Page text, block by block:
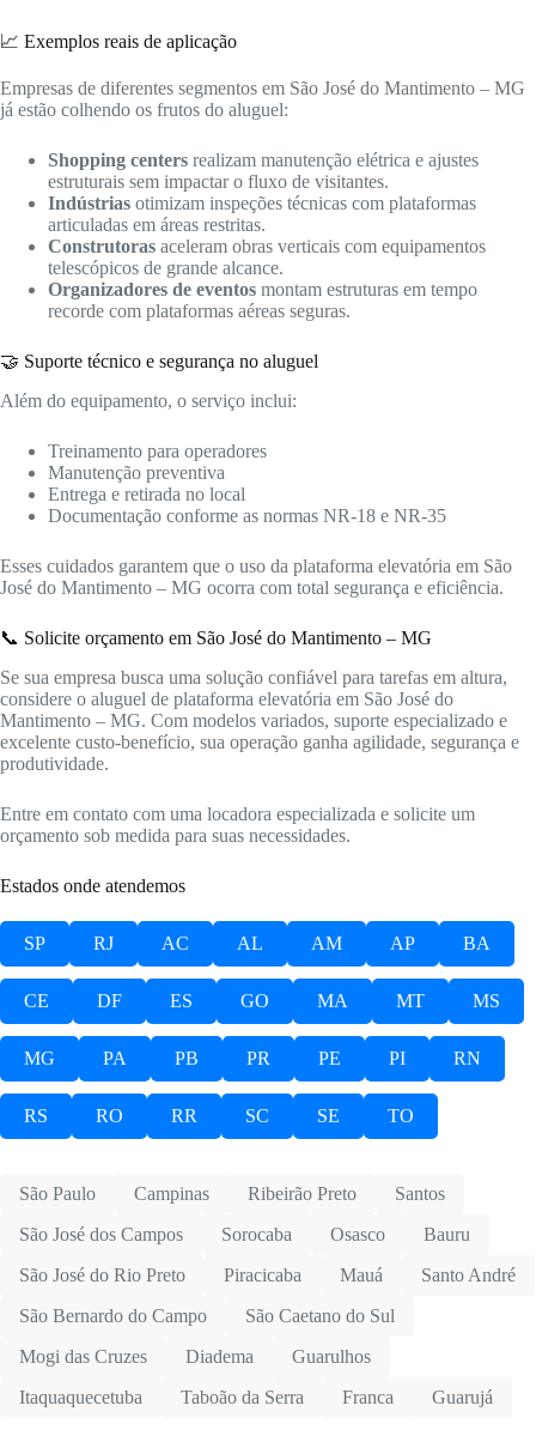
📈 Exemplos reais de aplicação
Empresas de diferentes segmentos em São José do Mantimento – MG
já estão colhendo os frutos do aluguel:
Shopping centers realizam manutenção elétrica e ajustes
estruturais sem impactar o fluxo de visitantes.
Indústrias otimizam inspeções técnicas com plataformas
articuladas em áreas restritas.
Construtoras aceleram obras verticais com equipamentos
telescópicos de grande alcance.
Organizadores de eventos montam estruturas em tempo
recorde com plataformas aéreas seguras.
🤝 Suporte técnico e segurança no aluguel
Além do equipamento, o serviço inclui:
Treinamento para operadores
Manutenção preventiva
Entrega e retirada no local
Documentação conforme as normas NR-18 e NR-35
Esses cuidados garantem que o uso da plataforma elevatória em São
José do Mantimento – MG ocorra com total segurança e eficiência.
📞 Solicite orçamento em São José do Mantimento – MG
Se sua empresa busca uma solução confiável para tarefas em altura,
considere o aluguel de plataforma elevatória em São José do
Mantimento – MG. Com modelos variados, suporte especializado e
excelente custo-benefício, sua operação ganha agilidade, segurança e
produtividade.
Entre em contato com uma locadora especializada e solicite um
orçamento sob medida para suas necessidades.
Estados onde atendemos
SP RJ AC AL AM AP BA
CE DF ES GO MA MT MS
MG PA PB PR PE PI RN
RS RO RR SC SE TO
São Paulo Campinas Ribeirão Preto
Santos
São José dos Campos
Sorocaba Osasco
Bauru
São José do Rio Preto
Piracicaba Mauá
Santo André
São Bernardo do Campo
São Caetano do Sul
Mogi das Cruzes
Diadema
Guarulhos
Itaquaquecetuba
Taboão da Serra Franca Guarujá